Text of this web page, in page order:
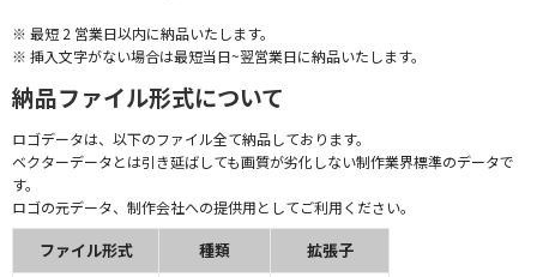
※ 最短 2 営業日以内に納品いたします。
※ 挿入文字がない場合は最短当日~翌営業日に納品いたします。
納品ファイル形式について
ロゴデータは、以下のファイル全て納品しております。
ベクターデータとは引き延ばしても画質が劣化しない制作業界標準のデータで
す。
ロゴの元データ、制作会社への提供用としてご利用ください。
ファイル形式 種類
拡張子